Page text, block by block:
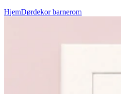
HjemDørdekor barnerom